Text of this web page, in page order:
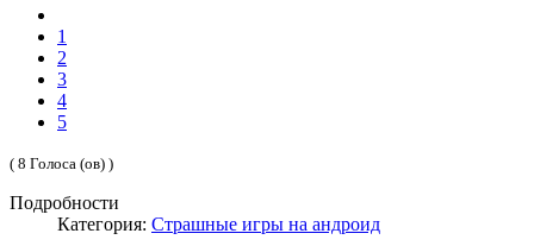
1
2
3
4
5
( 8 Голоса (ов) )
Подробности
Категория: Страшные игры на андроид